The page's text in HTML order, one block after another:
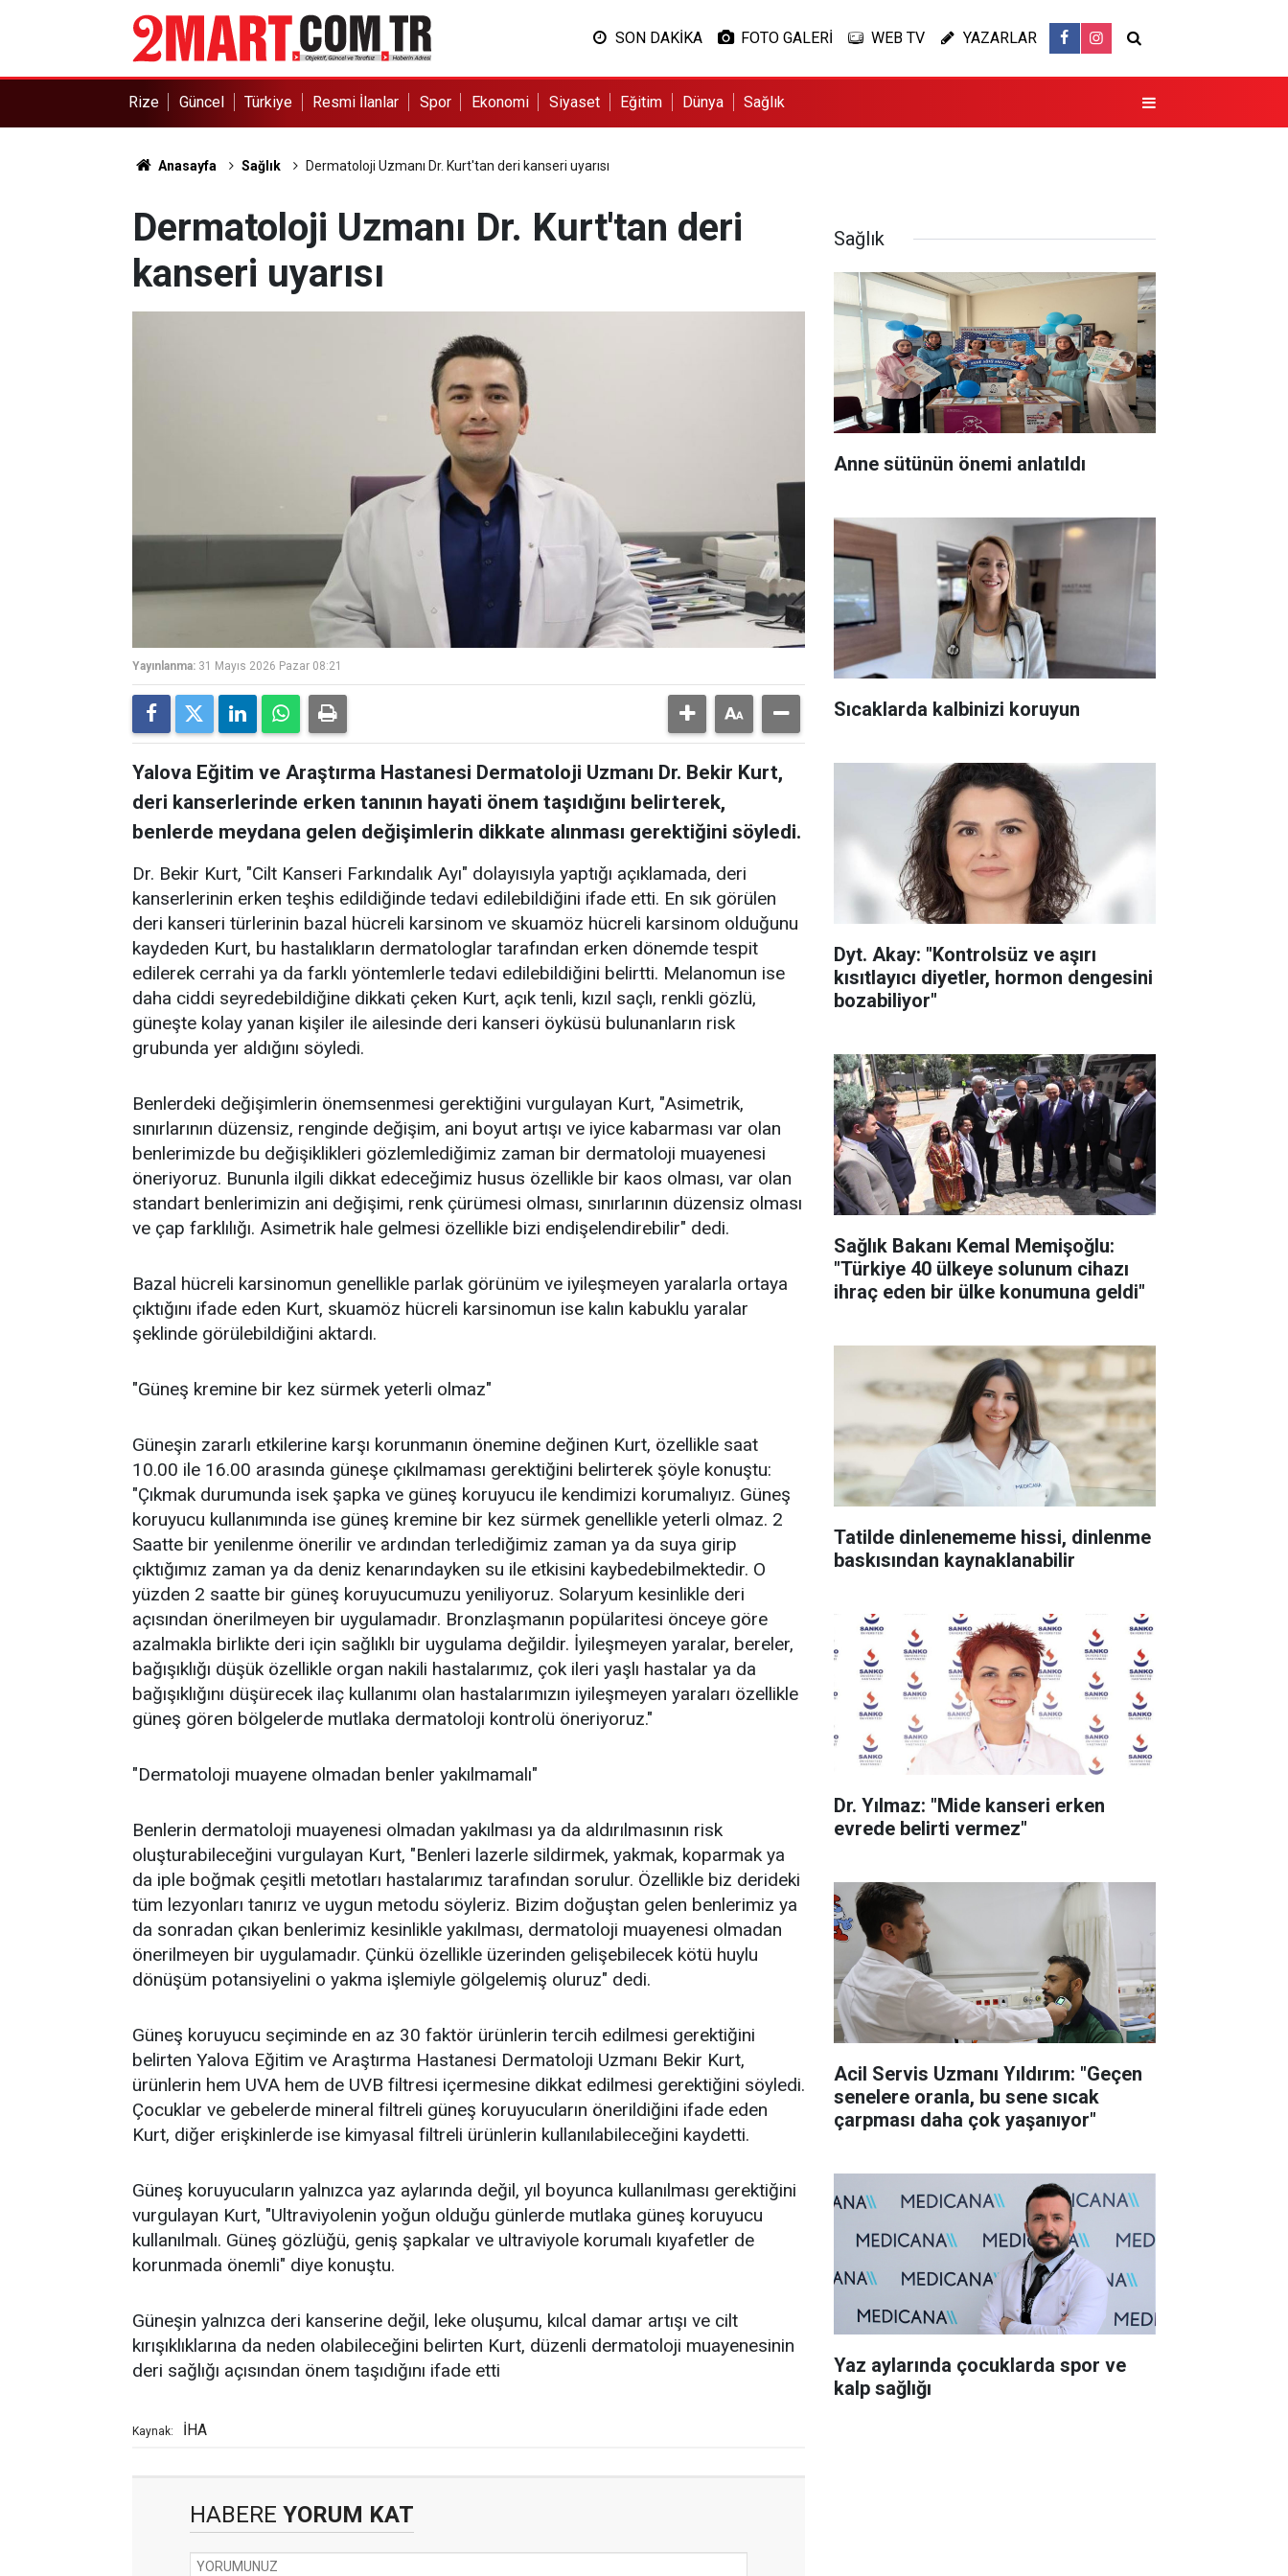
SON DAKİKA FOTO GALERİ WEB TV YAZARLAR
Rize Güncel Türkiye Resmi İlanlar Spor Ekonomi Siyaset Eğitim Dünya Sağlık
Anasayfa Sağlık Dermatoloji Uzmanı Dr. Kurt'tan deri kanseri uyarısı
Dermatoloji Uzmanı Dr. Kurt'tan deri
kanseri uyarısı
Yayınlanma: 31 Mayıs 2026 Pazar 08:21
Yalova Eğitim ve Araştırma Hastanesi Dermatoloji Uzmanı Dr. Bekir Kurt,
deri kanserlerinde erken tanının hayati önem taşıdığını belirterek,
benlerde meydana gelen değişimlerin dikkate alınması gerektiğini söyledi.
Dr. Bekir Kurt, "Cilt Kanseri Farkındalık Ayı" dolayısıyla yaptığı açıklamada, deri
kanserlerinin erken teşhis edildiğinde tedavi edilebildiğini ifade etti. En sık görülen
deri kanseri türlerinin bazal hücreli karsinom ve skuamöz hücreli karsinom olduğunu
kaydeden Kurt, bu hastalıkların dermatologlar tarafından erken dönemde tespit
edilerek cerrahi ya da farklı yöntemlerle tedavi edilebildiğini belirtti. Melanomun ise
daha ciddi seyredebildiğine dikkati çeken Kurt, açık tenli, kızıl saçlı, renkli gözlü,
güneşte kolay yanan kişiler ile ailesinde deri kanseri öyküsü bulunanların risk
grubunda yer aldığını söyledi.
Benlerdeki değişimlerin önemsenmesi gerektiğini vurgulayan Kurt, "Asimetrik,
sınırlarının düzensiz, renginde değişim, ani boyut artışı ve iyice kabarması var olan
benlerimizde bu değişiklikleri gözlemlediğimiz zaman bir dermatoloji muayenesi
öneriyoruz. Bununla ilgili dikkat edeceğimiz husus özellikle bir kaos olması, var olan
standart benlerimizin ani değişimi, renk çürümesi olması, sınırlarının düzensiz olması
ve çap farklılığı. Asimetrik hale gelmesi özellikle bizi endişelendirebilir" dedi.
Bazal hücreli karsinomun genellikle parlak görünüm ve iyileşmeyen yaralarla ortaya
çıktığını ifade eden Kurt, skuamöz hücreli karsinomun ise kalın kabuklu yaralar
şeklinde görülebildiğini aktardı.
"Güneş kremine bir kez sürmek yeterli olmaz"
Güneşin zararlı etkilerine karşı korunmanın önemine değinen Kurt, özellikle saat
10.00 ile 16.00 arasında güneşe çıkılmaması gerektiğini belirterek şöyle konuştu:
"Çıkmak durumunda isek şapka ve güneş koruyucu ile kendimizi korumalıyız. Güneş
koruyucu kullanımında ise güneş kremine bir kez sürmek genellikle yeterli olmaz. 2
Saatte bir yenilenme önerilir ve ardından terlediğimiz zaman ya da suya girip
çıktığımız zaman ya da deniz kenarındayken su ile etkisini kaybedebilmektedir. O
yüzden 2 saatte bir güneş koruyucumuzu yeniliyoruz. Solaryum kesinlikle deri
açısından önerilmeyen bir uygulamadır. Bronzlaşmanın popülaritesi önceye göre
azalmakla birlikte deri için sağlıklı bir uygulama değildir. İyileşmeyen yaralar, bereler,
bağışıklığı düşük özellikle organ nakili hastalarımız, çok ileri yaşlı hastalar ya da
bağışıklığını düşürecek ilaç kullanımı olan hastalarımızın iyileşmeyen yaraları özellikle
güneş gören bölgelerde mutlaka dermatoloji kontrolü öneriyoruz."
"Dermatoloji muayene olmadan benler yakılmamalı"
Benlerin dermatoloji muayenesi olmadan yakılması ya da aldırılmasının risk
oluşturabileceğini vurgulayan Kurt, "Benleri lazerle sildirmek, yakmak, koparmak ya
da iple boğmak çeşitli metotları hastalarımız tarafından sorulur. Özellikle biz derideki
tüm lezyonları tanırız ve uygun metodu söyleriz. Bizim doğuştan gelen benlerimiz ya
da sonradan çıkan benlerimiz kesinlikle yakılması, dermatoloji muayenesi olmadan
önerilmeyen bir uygulamadır. Çünkü özellikle üzerinden gelişebilecek kötü huylu
dönüşüm potansiyelini o yakma işlemiyle gölgelemiş oluruz" dedi.
Güneş koruyucu seçiminde en az 30 faktör ürünlerin tercih edilmesi gerektiğini
belirten Yalova Eğitim ve Araştırma Hastanesi Dermatoloji Uzmanı Bekir Kurt,
ürünlerin hem UVA hem de UVB filtresi içermesine dikkat edilmesi gerektiğini söyledi.
Çocuklar ve gebelerde mineral filtreli güneş koruyucuların önerildiğini ifade eden
Kurt, diğer erişkinlerde ise kimyasal filtreli ürünlerin kullanılabileceğini kaydetti.
Güneş koruyucuların yalnızca yaz aylarında değil, yıl boyunca kullanılması gerektiğini
vurgulayan Kurt, "Ultraviyolenin yoğun olduğu günlerde mutlaka güneş koruyucu
kullanılmalı. Güneş gözlüğü, geniş şapkalar ve ultraviyole korumalı kıyafetler de
korunmada önemli" diye konuştu.
Güneşin yalnızca deri kanserine değil, leke oluşumu, kılcal damar artışı ve cilt
kırışıklıklarına da neden olabileceğini belirten Kurt, düzenli dermatoloji muayenesinin
deri sağlığı açısından önem taşıdığını ifade etti
Kaynak: İHA
HABERE YORUM KAT
Sağlık
Anne sütünün önemi anlatıldı
Sıcaklarda kalbinizi koruyun
Dyt. Akay: "Kontrolsüz ve aşırı
kısıtlayıcı diyetler, hormon dengesini
bozabiliyor"
Sağlık Bakanı Kemal Memişoğlu:
"Türkiye 40 ülkeye solunum cihazı
ihraç eden bir ülke konumuna geldi"
Tatilde dinlenememe hissi, dinlenme
baskısından kaynaklanabilir
Dr. Yılmaz: "Mide kanseri erken
evrede belirti vermez"
Acil Servis Uzmanı Yıldırım: "Geçen
senelere oranla, bu sene sıcak
çarpması daha çok yaşanıyor"
Yaz aylarında çocuklarda spor ve
kalp sağlığı